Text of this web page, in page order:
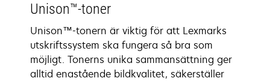
Unison™-toner
Unison™-tonern är viktig för att Lexmarks
utskriftssystem ska fungera så bra som
möjligt. Tonerns unika sammansättning ger
alltid enastående bildkvalitet, säkerställer